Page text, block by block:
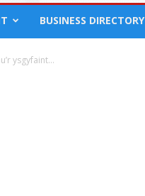
BUSINESS DIRECTORY
ysgyfaint...